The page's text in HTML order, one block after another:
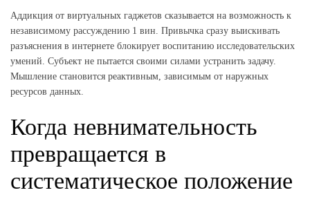
Аддикция от виртуальных гаджетов сказывается на возможность к
независимому рассуждению 1 вин. Привычка сразу выискивать
разъяснения в интернете блокирует воспитанию исследовательских
умений. Субъект не пытается своими силами устранить задачу.
Мышление становится реактивным, зависимым от наружных
ресурсов данных.
Когда невнимательность
превращается в
систематическое положение